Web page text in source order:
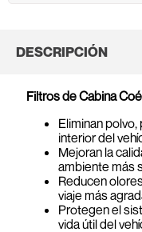
DESCRIPCIÓN
Filtros de Cabina
Eliminan
interior del
Mejoran la
ambiente más
Reducen
viaje más
Protegen el
vida útil del